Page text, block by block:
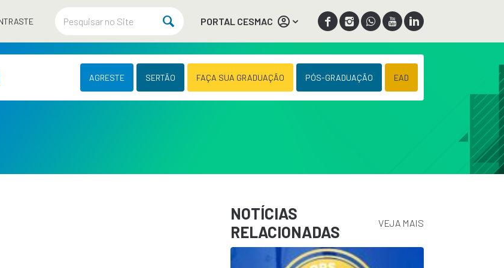
PORTAL CESMAC
AGRESTE SERTÃO FAÇA SUA GRADUAÇÃO PÓS-GRADUAÇÃO EAD
NOTÍCIAS
RELACIONADAS
VEJA MAIS